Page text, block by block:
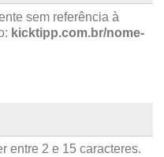
sem referência à
kicktipp.com.br/nome-
entre 2 e 15 caracteres.